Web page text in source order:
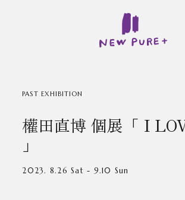
PAST EXHIBITION
權田直博 個展「 I
」
2023. 8.26 Sat - 9.10 Sun